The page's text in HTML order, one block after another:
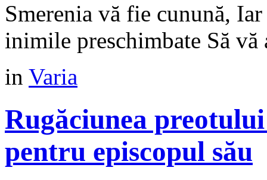
Smerenia vă fie cunună,
inimile preschimbate Să
in Varia
Rugăciunea
pentru episcopul său